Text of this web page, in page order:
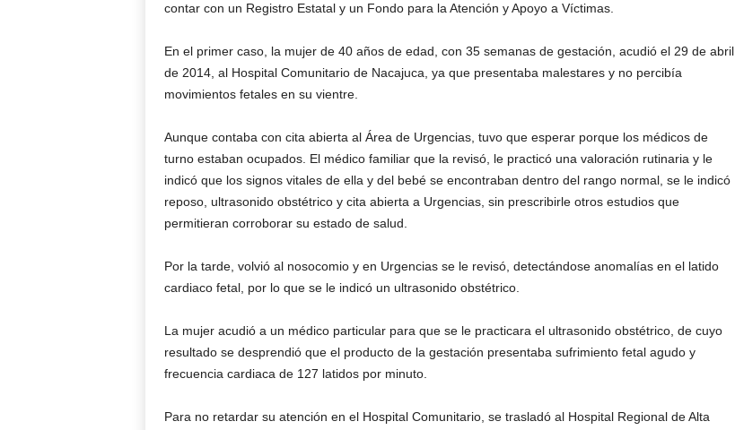
contar con un Registro Estatal y un Fondo para la Atención y Apoyo a Víctimas.
En el primer caso, la mujer de 40 años de edad, con 35 semanas de gestación, acudió el 29 de abril
de 2014, al Hospital Comunitario de Nacajuca, ya que presentaba malestares y no percibía
movimientos fetales en su vientre.
Aunque contaba con cita abierta al Área de Urgencias, tuvo que esperar porque los médicos de
turno estaban ocupados. El médico familiar que la revisó, le practicó una valoración rutinaria y le
indicó que los signos vitales de ella y del bebé se encontraban dentro del rango normal, se le indicó
reposo, ultrasonido obstétrico y cita abierta a Urgencias, sin prescribirle otros estudios que
permitieran corroborar su estado de salud.
Por la tarde, volvió al nosocomio y en Urgencias se le revisó, detectándose anomalías en el latido
cardiaco fetal, por lo que se le indicó un ultrasonido obstétrico.
La mujer acudió a un médico particular para que se le practicara el ultrasonido obstétrico, de cuyo
resultado se desprendió que el producto de la gestación presentaba sufrimiento fetal agudo y
frecuencia cardiaca de 127 latidos por minuto.
Para no retardar su atención en el Hospital Comunitario, se trasladó al Hospital Regional de Alta